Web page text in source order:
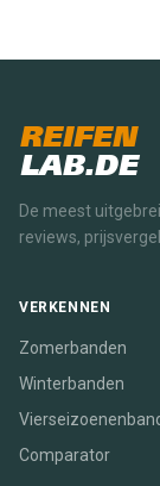
REIFEN
LAB.DE
De meest
reviews,
VERKENNEN
Zomerbanden
Winterbanden
Comparator